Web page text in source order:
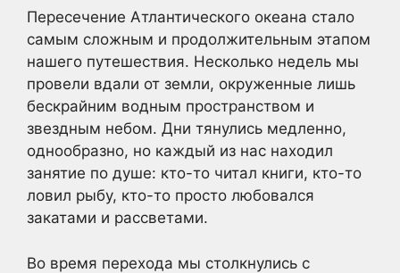
Пересечение Атлантического океана стало
самым сложным и продолжительным этапом
нашего путешествия. Несколько недель мы
провели вдали от земли, окруженные лишь
бескрайним водным пространством и
звездным небом. Дни тянулись медленно,
однообразно, но каждый из нас находил
занятие по душе: кто-то читал книги, кто-то
ловил рыбу, кто-то просто любовался
закатами и рассветами.
Во время перехода мы столкнулись с